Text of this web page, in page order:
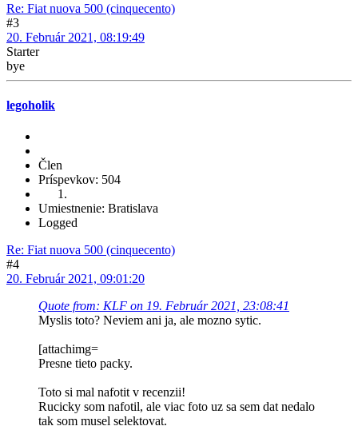
Re: Fiat nuova 500 (cinquecento)
#3
20. Február 2021, 08:19:49
Starter
bye
legoholik
Člen
Príspevkov: 504
Umiestnenie: Bratislava
Logged
Re: Fiat nuova 500 (cinquecento)
#4
20. Február 2021, 09:01:20
Quote from: KLF on 19. Február 2021, 23:08:41
Myslis toto? Neviem ani ja, ale mozno sytic.
[attachimg=
Presne tieto packy.
Toto si mal nafotit v recenzii!
Rucicky som nafotil, ale viac foto uz sa sem dat nedalo
tak som musel selektovat.